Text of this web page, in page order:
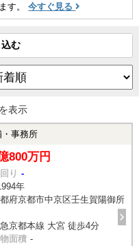
す。今すぐ見る
む
表示
事務所
800万円
り -
年
府京都市中京区壬生賀陽御所
京都本線 大宮 徒歩4分
面積 -